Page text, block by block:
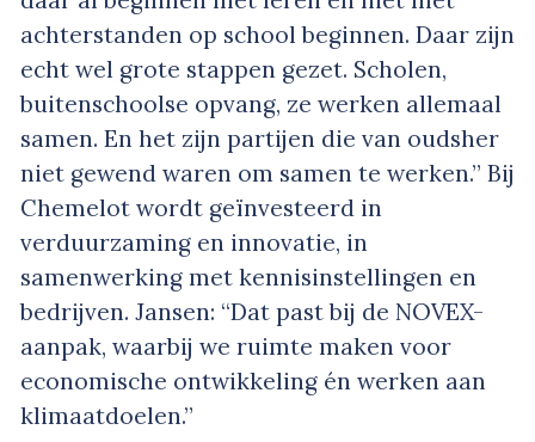
achterstanden op school beginnen. Daar zijn
echt wel grote stappen gezet. Scholen,
buitenschoolse opvang, ze werken allemaal
samen. En het zijn partijen die van oudsher
niet gewend waren om samen te werken.” Bij
Chemelot wordt geïnvesteerd in
verduurzaming en innovatie, in
samenwerking met kennisinstellingen en
bedrijven. Jansen: “Dat past bij de NOVEX-
aanpak, waarbij we ruimte maken voor
economische ontwikkeling én werken aan
klimaatdoelen.”